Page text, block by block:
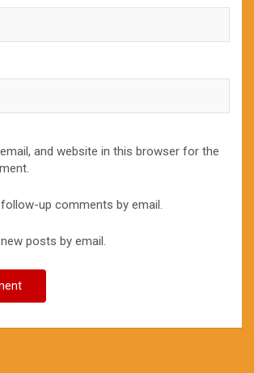
and website in this browser for the
up comments by email.
posts by email.